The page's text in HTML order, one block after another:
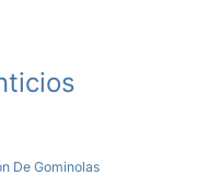
De Gominolas